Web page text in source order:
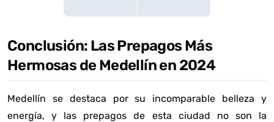
Conclusión: Las Prepagos Más
Hermosas de Medellín en 2024
Medellín se destaca por su incomparable belleza y
energía, y las prepagos de esta ciudad no son la